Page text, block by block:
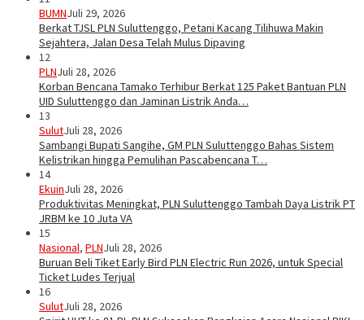
BUMNJuli 29, 2026
Berkat TJSL PLN Suluttenggo, Petani Kacang Tilihuwa Makin
Sejahtera, Jalan Desa Telah Mulus Dipaving
12
PLNJuli 28, 2026
Korban Bencana Tamako Terhibur Berkat 125 Paket Bantuan PLN
UID Suluttenggo dan Jaminan Listrik Anda…
13
SulutJuli 28, 2026
Sambangi Bupati Sangihe, GM PLN Suluttenggo Bahas Sistem
Kelistrikan hingga Pemulihan Pascabencana T…
14
EkuinJuli 28, 2026
Produktivitas Meningkat, PLN Suluttenggo Tambah Daya Listrik PT
JRBM ke 10 Juta VA
15
Nasional, PLNJuli 28, 2026
Buruan Beli Tiket Early Bird PLN Electric Run 2026, untuk Special
Ticket Ludes Terjual
16
SulutJuli 28, 2026